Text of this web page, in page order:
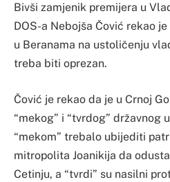
Bivši zamjenik premijera u
DOS-a Nebojša Čović rekao
u Beranama na ustoličenju
treba biti oprezan.
Čović je rekao da je u Crnoj
“mekog” i “tvrdog” državnog
“mekom” trebalo ubijediti
mitropolita Joanikija da
Cetinju, a “tvrdi” su nasilni